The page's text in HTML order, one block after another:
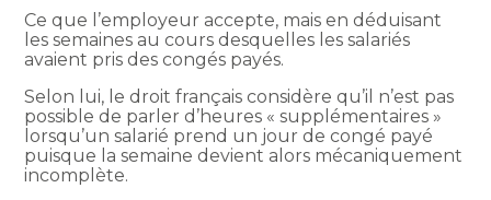
Ce que l’employeur accepte, mais en déduisant
les semaines au cours desquelles les salariés
avaient pris des congés payés.
Selon lui, le droit français considère qu’il n’est pas
possible de parler d’heures « supplémentaires »
lorsqu’un salarié prend un jour de congé payé
puisque la semaine devient alors mécaniquement
incomplète.